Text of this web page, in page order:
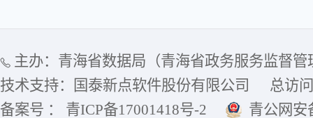
主办：青海省数据局（青海省政务服务监督管
技术支持：国泰新点软件股份有限公司
总访
备案号 ： 青ICP备17001418号-2
青公网安